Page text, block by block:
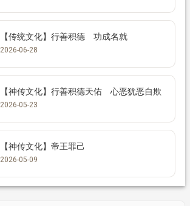
【传统文化】行善积德 功成名就
2026-06-28
【神传文化】行善积德天佑 心恶犹恶自欺
2026-05-23
【神传文化】帝王罪己
2026-05-09